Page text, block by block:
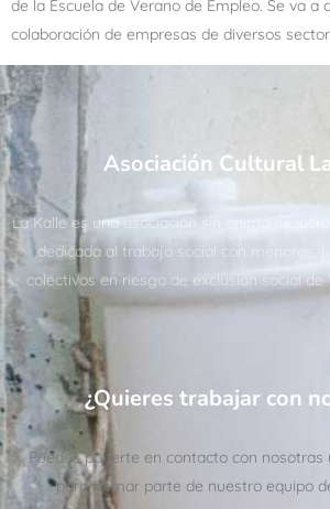
de la Escuela de Verano de Empleo. Se va a
colaboración de empresas de diversos
Asociación Cultural
La Kalle es una asociación sin ánimo de lucro
dedicada al trabajo social con menores,
colectivos en riesgo de exclusión social de
¿Quieres trabajar con
Puedes ponerte en contacto con
para formar parte de nuestro equipo